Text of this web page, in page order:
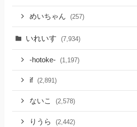
めいちゃん (257)
いれいす (7,934)
-hotoke- (1,197)
if (2,891)
ないこ (2,578)
りうら (2,442)